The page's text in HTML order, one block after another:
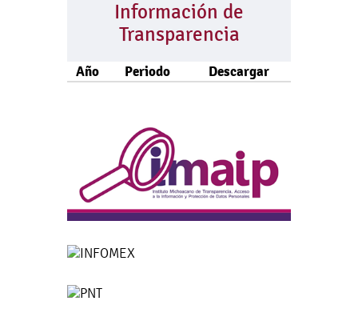
Información de
Transparencia
Año Periodo Descargar